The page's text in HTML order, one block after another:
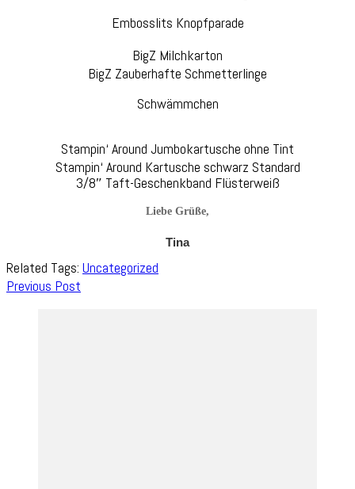
Embosslits Knopfparade
BigZ Milchkarton
BigZ Zauberhafte Schmetterlinge
Schwämmchen
Stampin‘ Around Jumbokartusche ohne Tint
Stampin‘ Around Kartusche schwarz Standard
3/8″ Taft-Geschenkband Flüsterweiß
Liebe Grüße,
Tina
Related Tags: Uncategorized
Post
Previous Post